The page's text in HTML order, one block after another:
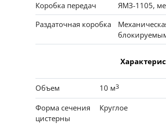
Коробка передач
ЯМЗ-1105,
Раздаточная коробка
Объем 10 м3
Форма сечения
цистерны
Круглое